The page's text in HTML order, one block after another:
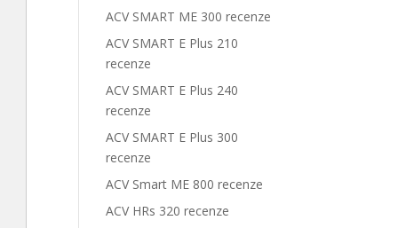
ACV SMART ME 300 recenze
ACV SMART E Plus 210
recenze
ACV SMART E Plus 240
recenze
ACV SMART E Plus 300
recenze
ACV Smart ME 800 recenze
ACV HRs 320 recenze